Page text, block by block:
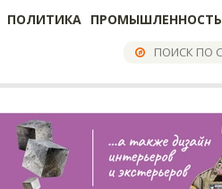
ПОЛИТИКА ПРОМЫШЛЕННОСТЬ